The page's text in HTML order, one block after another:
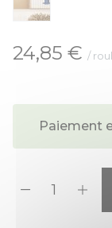
À partir de:
24,85 € /
Paiement